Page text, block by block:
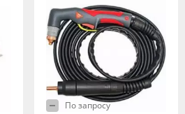
По запросу